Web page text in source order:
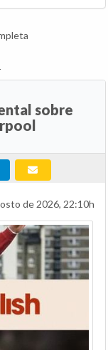
sobre
de 2026, 22:10h